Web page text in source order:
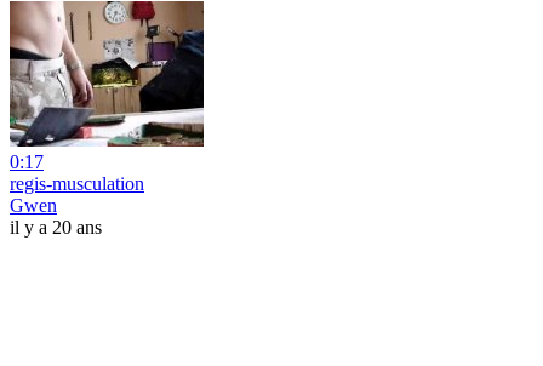
0:17
regis-musculation
Gwen
il y a 20 ans